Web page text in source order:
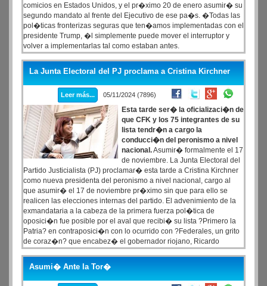
comicios en Estados Unidos, y el pr�ximo 20 de enero asumir� su
segundo mandato al frente del Ejecutivo de ese pa�s. �Todas las
pol�ticas fronterizas seguras que ten�amos implementadas con el
presidente Trump, �l simplemente puede mover el interruptor y
volver a implementarlas tal como estaban antes.
La Junta Electoral del PJ proclama a Cristina Kirchner
Leer más... 05/11/2024 (7896)
Esta tarde ser� la oficializaci�n de
que CFK y los 75 integrantes de su
lista tendr�n a cargo la
conducci�n del peronismo a nivel
nacional.Asumir� formalmente el 17
de noviembre. La Junta Electoral del
Partido Justicialista (PJ) proclamar� esta tarde a Cristina Kirchner
como nueva presidenta del peronismo a nivel nacional, cargo al
que asumir� el 17 de noviembre pr�ximo sin que para ello se
realicen las elecciones internas del partido. El advenimiento de la
exmandataria a la cabeza de la primera fuerza pol�tica de
oposici�n fue posible por el aval que recibi� su lista ?Primero la
Patria? en contraposici�n con lo ocurrido con ?Federales, un grito
de coraz�n? que encabez� el gobernador riojano, Ricardo
Quintela, y que no cumpliment� con los requisitos m�nimos
necesarios para competir.
Asumi� Ante la Tor�